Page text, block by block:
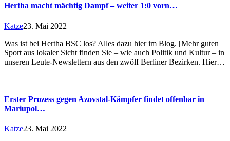
Hertha macht mächtig Dampf – weiter 1:0 vorn…
Katze23. Mai 2022
Was ist bei Hertha BSC los? Alles dazu hier im Blog. [Mehr guten
Sport aus lokaler Sicht finden Sie – wie auch Politik und Kultur – in
unseren Leute-Newslettern aus den zwölf Berliner Bezirken. Hier…
Erster Prozess gegen Azovstal-Kämpfer findet offenbar in
Mariupol…
Katze23. Mai 2022